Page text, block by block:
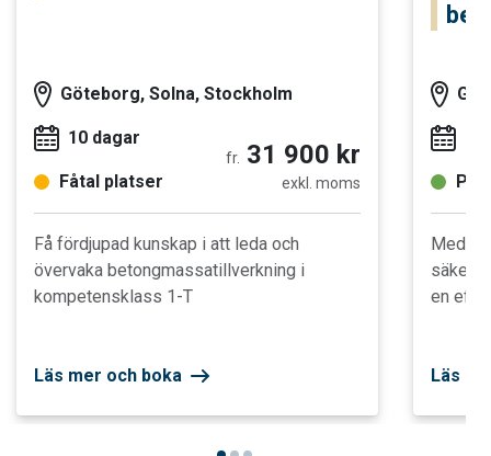
Göteborg, Solna, Stockholm
10 dagar
Fåtal platser
fr. 31 900 kr
exkl. moms
Få fördjupad kunskap i att leda och
övervaka betongmassatillverkning i
kompetensklass 1-T
Läs mer och boka
Med
en
Läs